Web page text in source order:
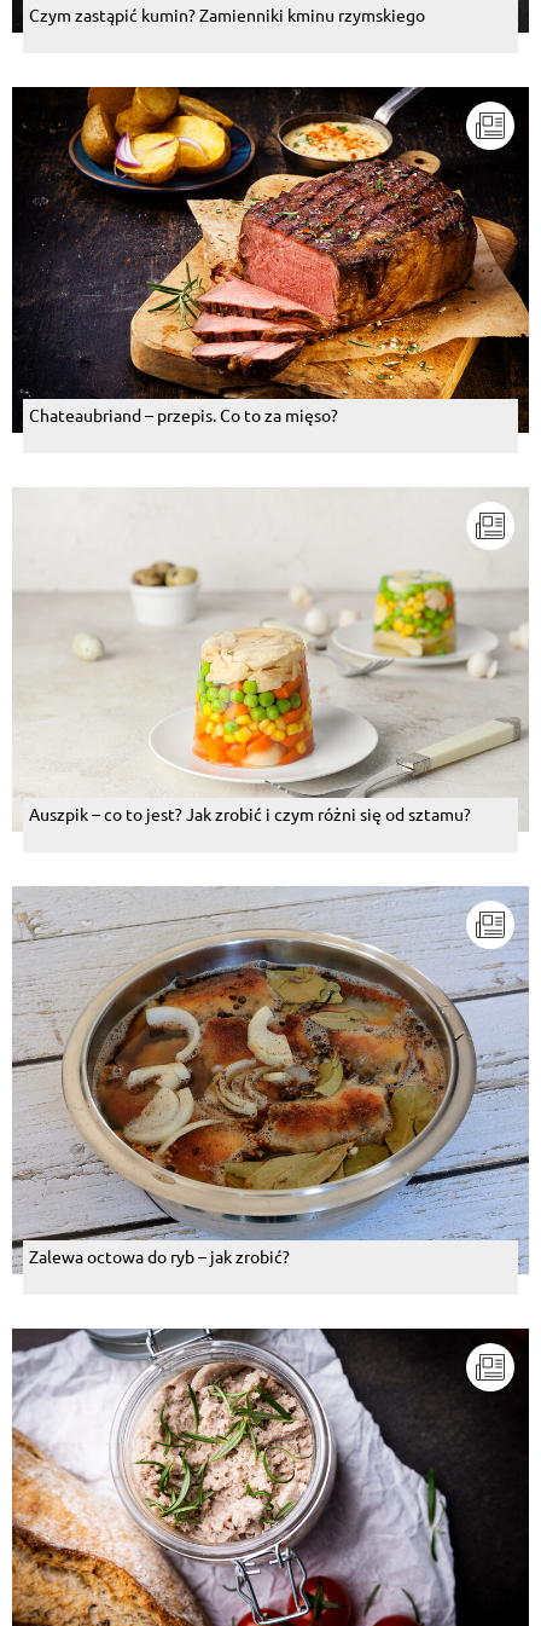
Czym zastąpić kumin? Zamienniki kminu rzymskiego
Chateaubriand – przepis. Co to za mięso?
Auszpik – co to jest? Jak zrobić i czym różni się od sztamu?
Zalewa octowa do ryb – jak zrobić?